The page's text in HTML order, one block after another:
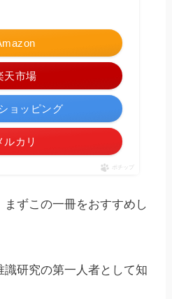
天市場
ョッピング
ルカリ
ポチップ
ずこの一冊をおすすめし
研究の第一人者として知